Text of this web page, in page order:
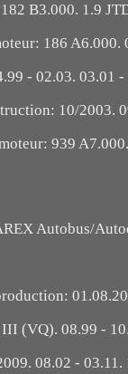
B3.000. 1.9
186 A6.000.
- 02.03. 03.01 -
10/2003.
939
Autobus/
(VQ). 08.99 -
08.02 - 03.11.